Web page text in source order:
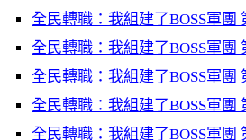
全民轉職：我組建了BOSS軍團
全民轉職：我組建了BOSS軍團
全民轉職：我組建了BOSS軍團
全民轉職：我組建了BOSS軍團
全民轉職：我組建了BOSS軍團